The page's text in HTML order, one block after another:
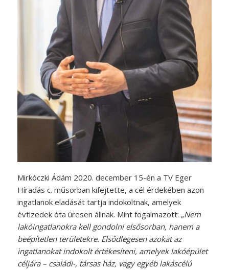
Mirkóczki Ádám 2020. december 15-én a TV Eger
Híradás c. műsorban kifejtette, a cél érdekében azon
ingatlanok eladását tartja indokoltnak, amelyek
évtizedek óta üresen állnak. Mint fogalmazott: „Nem
lakóingatlanokra kell gondolni elsősorban, hanem a
beépítetlen területekre. Elsődlegesen azokat az
ingatlanokat indokolt értékesíteni, amelyek lakóépület
céljára – családi-, társas ház, vagy egyéb lakáscélú